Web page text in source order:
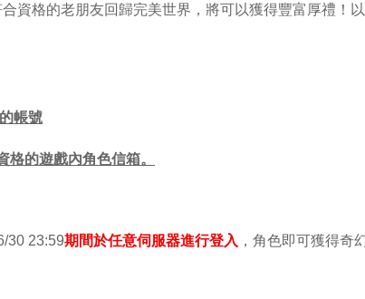
資格的老朋友回歸完美世界，將可以獲得豐富厚禮！
帳號
的遊戲內角色信箱。
30 23:59期間於任意伺服器進行登入 ，角色即可獲得奇